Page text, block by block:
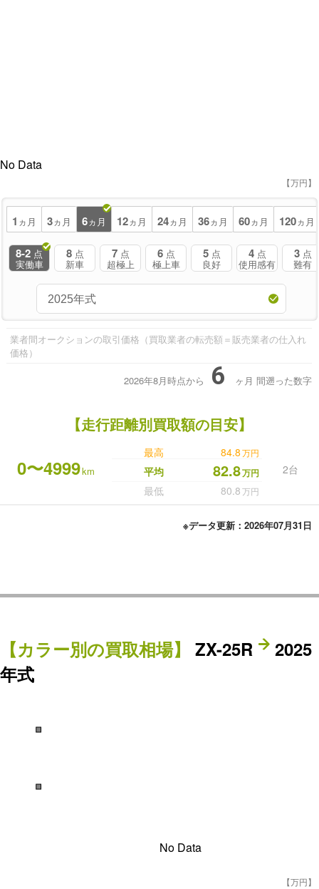
No Data
【万円】
1 ヵ月 3ヵ月 6ヵ月 12ヵ月 24ヵ月 36ヵ月 60ヵ月 120ヵ月
8-2 点
実働車
8 点
新車
7 点
超極上
6 点
極上車
5 点
良好
4 点
使用感有
3 点
難有
業者間オークションの取引価格（買取業者の転売額＝販売業者の仕入れ
価格）
2026年8月時点から 6 ヶ月 間遡った数字
【走行距離別買取額の目安】
0〜4999km
最高 84.8万円
2台
平均 82.8万円
最低 80.8万円
※データ更新：2026年07月31日
【カラー別の買取相場】 ZX-25R
2025
年式
■
■
No Data
【万円】